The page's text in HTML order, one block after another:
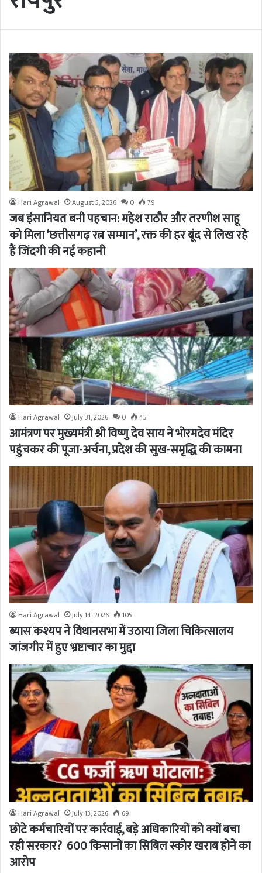
Hari Agrawal August 5, 2026 0 79
जब इंसानियत बनी पहचान: महेश राठौर और तरणीश साहू
को मिला ‘छत्तीसगढ़ रत्न सम्मान’, रक्त की हर बूंद से लिख रहे
हैं जिंदगी की नई कहानी
Hari Agrawal July 31, 2026 0 45
आमंत्रण पर मुख्यमंत्री श्री विष्णु देव साय ने भोरमदेव मंदिर
पहुंचकर की पूजा-अर्चना, प्रदेश की सुख-समृद्धि की कामना
Hari Agrawal July 14, 2026 105
ब्यास कश्यप ने विधानसभा में उठाया जिला चिकित्सालय
जांजगीर में हुए भ्रष्टाचार का मुद्दा
Hari Agrawal July 13, 2026 69
छोटे कर्मचारियों पर कार्रवाई, बड़े अधिकारियों को क्यों बचा
रही सरकार? 600 किसानों का सिबिल स्कोर खराब होने का
आरोप